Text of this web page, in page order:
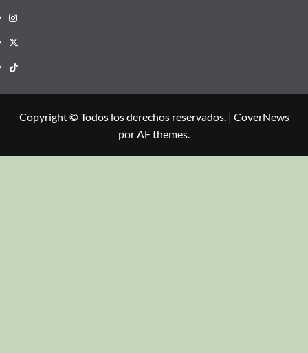
Copyright © Todos los derechos reservados. | CoverNews
por AF themes.